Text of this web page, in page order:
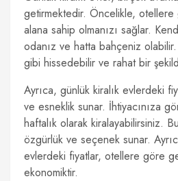
getirmektedir. Öncelikle,
alana sahip olmanızı sağlar.
odanız ve hatta bahçeniz
gibi hissedebilir ve rahat bir
Ayrıca, günlük kiralık evlerdeki
ve esneklik sunar. İhtiyacınıza
haftalık olarak kiralayabilirsiniz.
özgürlük ve seçenek sunar.
evlerdeki fiyatlar, otellere göre
ekonomiktir.